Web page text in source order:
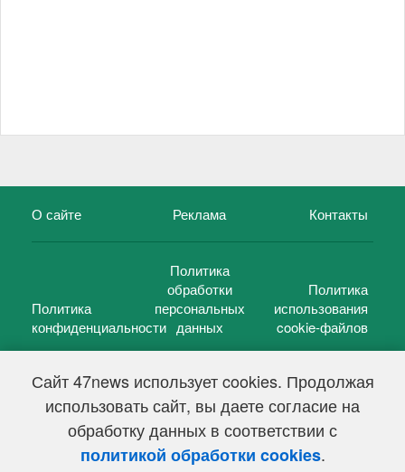
Сайт 47news использует cookies. Продолжая
использовать сайт, вы даете согласие на
обработку данных в соответствии с
политикой обработки cookies.
О сайте Реклама Контакты
Политика
конфиденциальности
Политика
обработки
персональных
данных
Политика
использования
cookie-файлов
47 новостей (47 news)2005 — 2026 г.
Свидетельство о регистрации СМИ Эл № ФС 77-39848, выдано
Федеральной службой по надзору в сфере связи,
информационных технологий и массовых коммуникаций